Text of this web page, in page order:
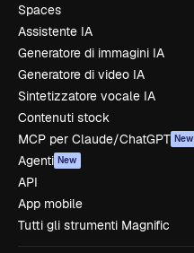
Spaces
Assistente IA
Generatore di immagini IA
Generatore di video IA
Sintetizzatore vocale IA
Contenuti stock
MCP per Claude/ChatGPT New
Agenti New
API
App mobile
Tutti gli strumenti Magnific